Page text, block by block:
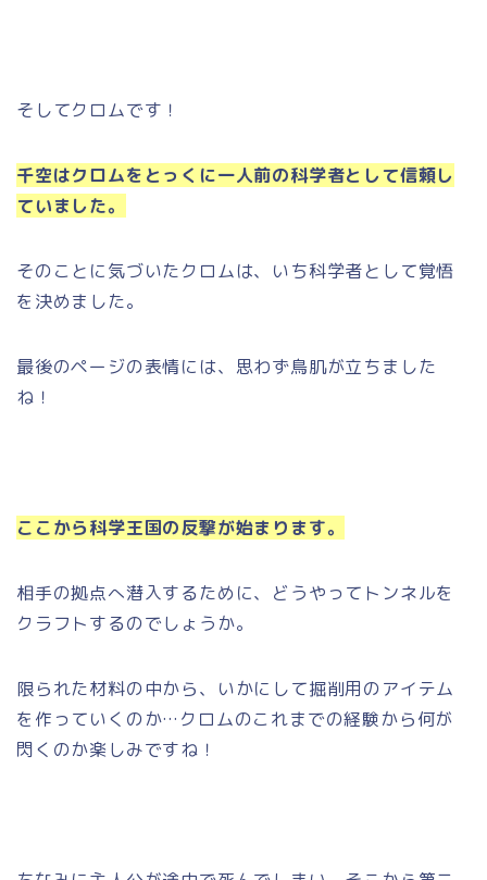
そしてクロムです！
千空はクロムをとっくに一人前の科学者として信頼し
ていました。
そのことに気づいたクロムは、いち科学者として覚悟
を決めました。
最後のページの表情には、思わず鳥肌が立ちました
ね！
ここから科学王国の反撃が始まります。
相手の拠点へ潜入するために、どうやってトンネルを
クラフトするのでしょうか。
限られた材料の中から、いかにして掘削用のアイテム
を作っていくのか…クロムのこれまでの経験から何が
閃くのか楽しみですね！